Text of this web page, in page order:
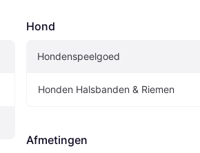
Hond
Hondenspeelgoed
Honden Halsbanden & Riemen
Afmetingen